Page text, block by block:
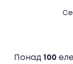
Понад 100